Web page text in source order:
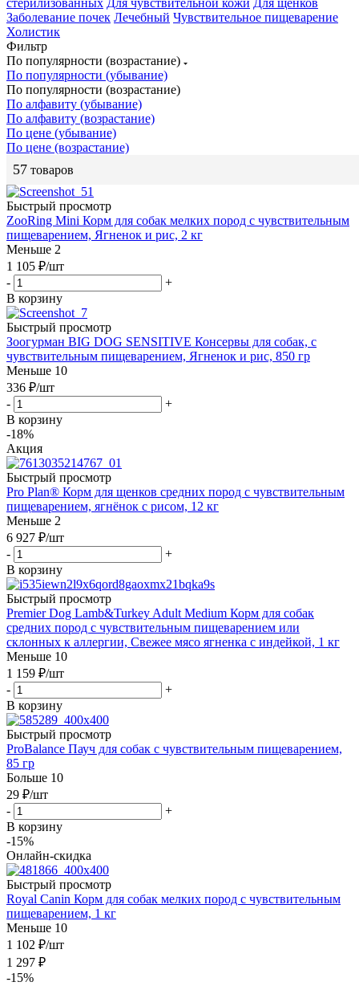
Заболевание почек Лечебный Чувствительное пищеварение
Холистик
Фильтр
По популярности (возрастание)
По популярности (убывание)
По популярности (возрастание)
По алфавиту (убывание)
По алфавиту (возрастание)
По цене (убывание)
По цене (возрастание)
57 товаров
Быстрый просмотр
ZooRing Mini Корм для собак мелких пород с чувствительным
пищеварением, Ягненок и рис, 2 кг
Меньше 2
1 105 ₽/шт
-
+
В корзину
Быстрый просмотр
Зоогурман BIG DOG SENSITIVE Консервы для собак, с
чувствительным пищеварением, Ягненок и рис, 850 гр
Меньше 10
336 ₽/шт
-
+
В корзину
-18%
Акция
Быстрый просмотр
Pro Plan® Корм для щенков средних пород с чувствительным
пищеварением, ягнёнок с рисом, 12 кг
Меньше 2
6 927 ₽/шт
-
+
В корзину
Быстрый просмотр
Premier Dog Lamb&Turkey Adult Medium Корм для собак
средних пород с чувствительным пищеварением или
склонных к аллергии, Свежее мясо ягненка с индейкой, 1 кг
Меньше 10
1 159 ₽/шт
-
+
В корзину
Быстрый просмотр
ProBalance Пауч для собак с чувствительным пищеварением,
85 гр
Больше 10
29 ₽/шт
-
+
В корзину
-15%
Онлайн-скидка
Быстрый просмотр
Royal Canin Корм для собак мелких пород с чувствительным
пищеварением, 1 кг
Меньше 10
1 102 ₽/шт
1 297 ₽
-15%